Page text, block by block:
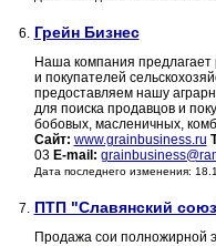
6. Грейн Бизнес
Наша компания предлагает
и покупателей
предоставляем нашу
для поиска продавцов и
бобовых, масленичных,
Сайт: www.grainbusiness.ru
03 E-mail:
Дата последнего изменения:
7. ПТП "Славянский
Продажа сои полножирной